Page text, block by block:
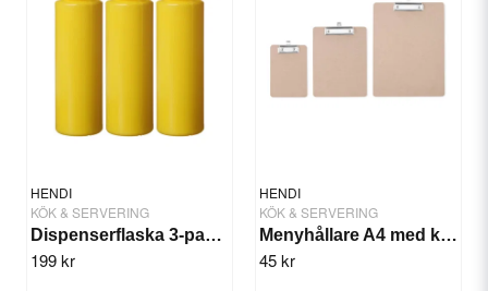
HENDI
KÖK & SERVERING
Dispenserflaska 3-pack Gul, Krydda/sås
199 kr
HENDI
KÖK & SERVERING
Menyhållare A4 med klipps
45 kr
Yes, you can publish my question.